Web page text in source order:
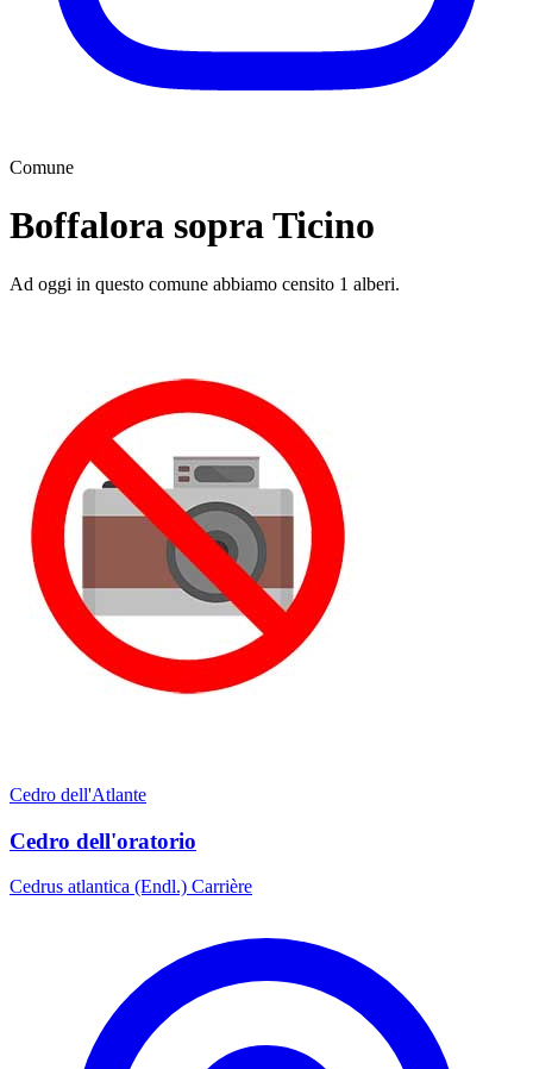
Comune
Boffalora sopra Ticino
Ad oggi in questo comune abbiamo censito 1 alberi.
Cedro dell'Atlante
Cedro dell'oratorio
Cedrus atlantica (Endl.) Carrière